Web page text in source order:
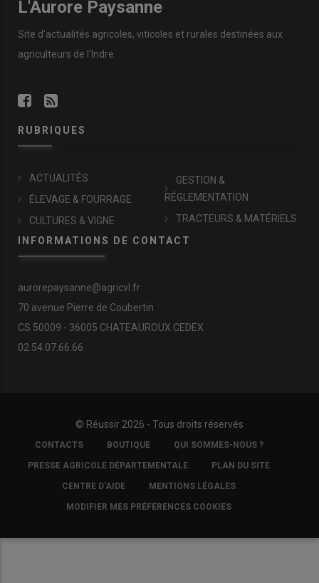
L'Aurore Paysanne
Site d'actualités agricoles, viticoles et rurales destinées aux
agriculteurs de l'Indre.
RUBRIQUES
ACTUALITÉS
ÉLEVAGE & FOURRAGE
CULTURES & VIGNE
GESTION &
RÉGLEMENTATION
TRACTEURS & MATÉRIELS
INFORMATIONS DE CONTACT
aurorepaysanne@agricvl.fr
70 avenue Pierre de Coubertin
CS 50009 - 36005 CHATEAUROUX CEDEX
02.54.07.66.66
© Réussir 2026 - Tous droits réservés
FOOTER
COPYRIGHT
CONTACTS BOUTIQUE QUI SOMMES-NOUS ?
PRESSE AGRICOLE DÉPARTEMENTALE PLAN DU SITE
CENTRE D'AIDE MENTIONS LÉGALES
MODIFIER MES PRÉFÉRENCES COOKIES